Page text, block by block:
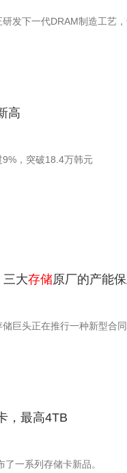
发下一代DRAM制造工艺，
高
，突破18.4万韩元
三大存储原厂的产能
巨头正在推行一种新型合
，最高4TB
一系列存储卡新品。